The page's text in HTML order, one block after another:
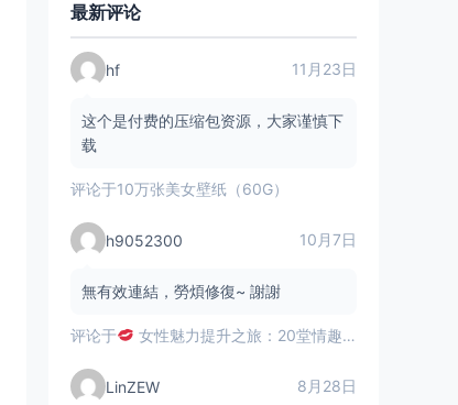
最新评论
hf 11月23日
这个是付费的压缩包资源，大家谨慎下
载
评论于10万张美女壁纸（60G）
h9052300 10月7日
無有效連結，勞煩修復~ 謝謝
评论于 女性魅力提升之旅：20堂情趣指南课揭秘
LinZEW 8月28日